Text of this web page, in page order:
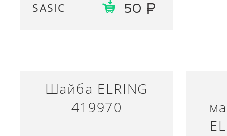
SASIC 50
Шайба ELRING
419970